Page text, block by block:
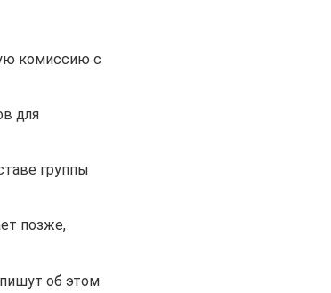
комиссию с
для
группы
позже,
об этом